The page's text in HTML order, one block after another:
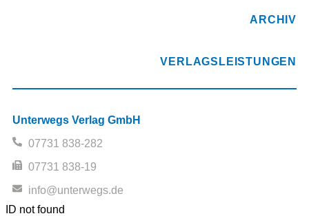
ARCHIV
VERLAGSLEISTUNGEN
Unterwegs Verlag GmbH
07731 838-282
07731 838-19
info@unterwegs.de
ID not found